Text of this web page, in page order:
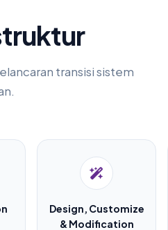
transisi sistem
Design, Customize
& Modification